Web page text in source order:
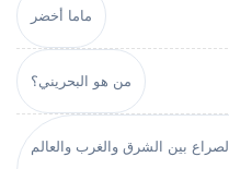
ماما أخضر
من هو البحريني؟
بين الشرق والغرب والعالم